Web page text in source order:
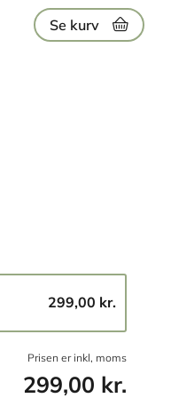
Se kurv
299,00 kr.
Prisen er inkl, moms
299,00 kr.